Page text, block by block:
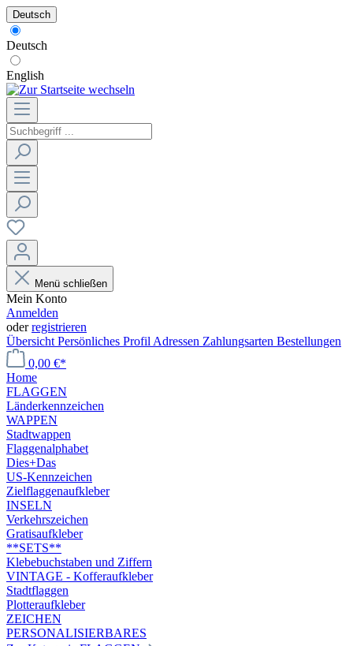
Deutsch
Deutsch
English
Menü schließen
Mein Konto
Anmelden
oderregistrieren
Übersicht Persönliches Profil Adressen Zahlungsarten Bestellungen
0,00 €*
Home
FLAGGEN
Länderkennzeichen
WAPPEN
Stadtwappen
Flaggenalphabet
Dies+Das
US-Kennzeichen
Zielflaggenaufkleber
INSELN
Verkehrszeichen
Gratisaufkleber
**SETS**
Klebebuchstaben und Ziffern
VINTAGE - Kofferaufkleber
Stadtflaggen
Plotteraufkleber
ZEICHEN
PERSONALISIERBARES